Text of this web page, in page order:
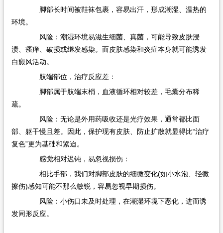
脚部长时间被鞋袜包裹，容易出汗，形成潮湿、温热的
环境。
风险：潮湿环境易滋生细菌、真菌，可能导致皮肤浸
渍、瘙痒、破损或继发感染。而皮肤感染和炎症本身就可能诱发
白癜风活动。
肢端部位，治疗反应差：
脚部属于肢端末梢，血液循环相对较差，毛囊分布稀
疏。
风险：无论是外用药吸收还是光疗效果，通常都比面
部、躯干慢且差。因此，保护现有皮肤、防止扩散就显得比“治疗
复色”更为基础和紧迫。
感觉相对迟钝，易忽视损伤：
相比手部，我们对脚部皮肤的细微变化(如小水泡、轻微
擦伤)感知可能不那么敏锐，容易忽视早期损伤。
风险：小伤口未及时处理，在潮湿环境下恶化，进而诱
发同形反应。